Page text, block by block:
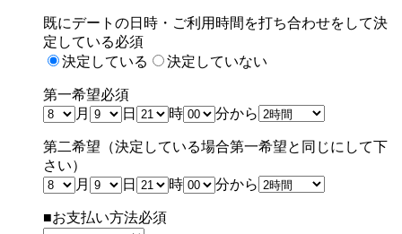
既にデートの日時・ご利用時間を打ち合わせをして決
定している必須
決定している
決定していない
第一希望必須
月
日 時 分から
第二希望（決定している場合第一希望と同じにして下
さい）
月
日 時 分から
■お支払い方法必須